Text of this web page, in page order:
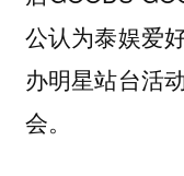
公认为泰娱爱
办明星站台活
会。